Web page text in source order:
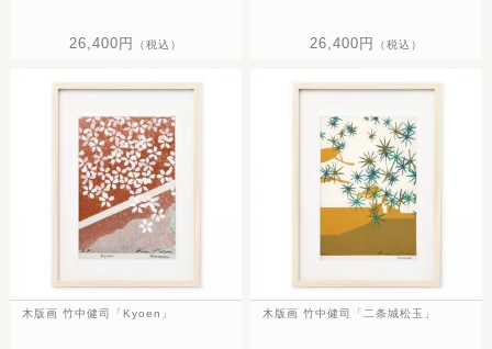
26,400円 （税込） 26,400円 （税込）
木版画 竹中健司「Kyoen」 木版画 竹中健司「二条城松玉」